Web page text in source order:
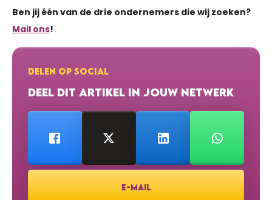
Ben jij één van de drie ondernemers die wij zoeken?
Mail ons!
DELEN OP SOCIAL
DEEL DIT ARTIKEL IN JOUW NETWERK
E-MAIL